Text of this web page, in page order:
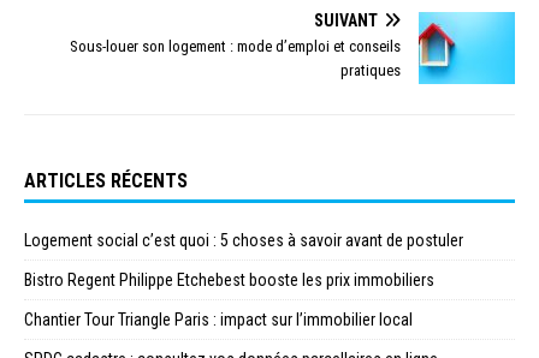
SUIVANT
Sous-louer son logement : mode d’emploi et conseils
pratiques
ARTICLES RÉCENTS
Logement social c’est quoi : 5 choses à savoir avant de postuler
Bistro Regent Philippe Etchebest booste les prix immobiliers
Chantier Tour Triangle Paris : impact sur l’immobilier local